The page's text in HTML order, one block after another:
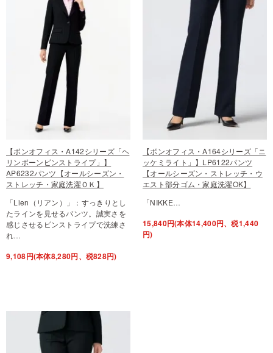
【ボンオフィス・A142シリーズ「ヘ
リンボーンピンストライプ」】
AP6232パンツ【オールシーズン・
ストレッチ・家庭洗濯ＯＫ】
「Lien（リアン）」：すっきりとし
たラインを見せるパンツ。誠実さを
感じさせるピンストライプで洗練さ
れ…
9,108円(本体8,280円、税828円)
【ボンオフィス・A164シリーズ「ニ
ッケミライト」】LP6122パンツ
【オールシーズン・ストレッチ・ウ
エスト部分ゴム・家庭洗濯OK】
「NIKKE…
15,840円(本体14,400円、税1,440
円)